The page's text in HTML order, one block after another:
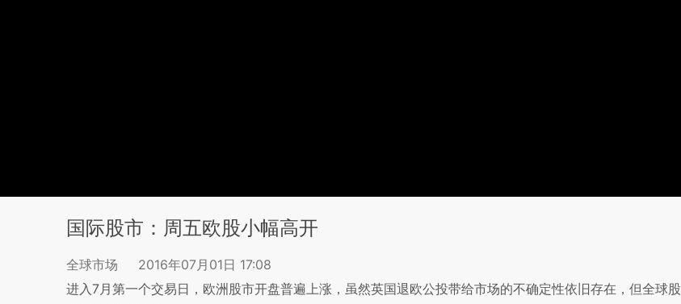
国际股市：周五欧股小幅高开
全球市场
2016年07月01日 17:08
进入7月第一个交易日，欧洲股市开盘普遍上涨，虽然英国退欧公投带给市场的不确定性依旧存在，但全球股